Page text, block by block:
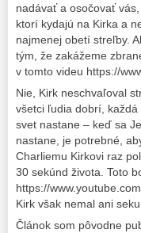
nadávať a osočovať
ktorí kydajú na Kirka a
najmenej obetí streľby.
tým, že zakážeme
v tomto videu https://
Nie, Kirk neschvaľoval
všetci ľudia dobrí,
svet nastane – keď sa
nastane, je potrebné,
Charliemu Kirkovi raz
30 sekúnd života. Toto
https://
Kirk však nemal ani
Článok som pôvodne